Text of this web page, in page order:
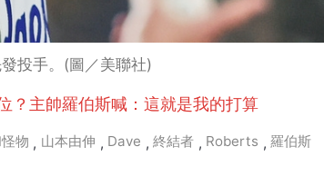
投手。(圖／美聯社)
？主帥羅伯斯喊：這就是我的打算
物 , 山本由伸 , Dave , 終結者 , Roberts , 羅伯斯